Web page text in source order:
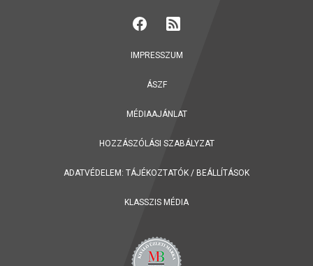
IMPRESSZUM
ÁSZF
MÉDIAAJÁNLAT
HOZZÁSZÓLÁSI SZABÁLYZAT
ADATVÉDELEM: TÁJÉKOZTATÓK / BEÁLLÍTÁSOK
KLASSZIS MÉDIA